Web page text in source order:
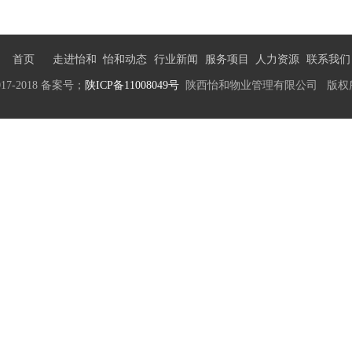
首页 走进怡和 怡和动态 行业新闻 服务项目 人力资源 联系我们
2018 备案号； 陕ICP备11008049号 陕西怡和物业管理有限公司 版权